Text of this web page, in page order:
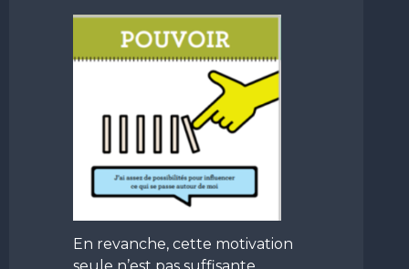
En revanche, cette motivation